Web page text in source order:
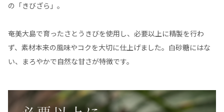
の「きびざら」。
奄美大島で育ったさとうきびを使用し、必要以上に精製を行わ
ず、素材本来の風味やコクを大切に仕上げました。白砂糖にはな
い、まろやかで自然な甘さが特徴です。